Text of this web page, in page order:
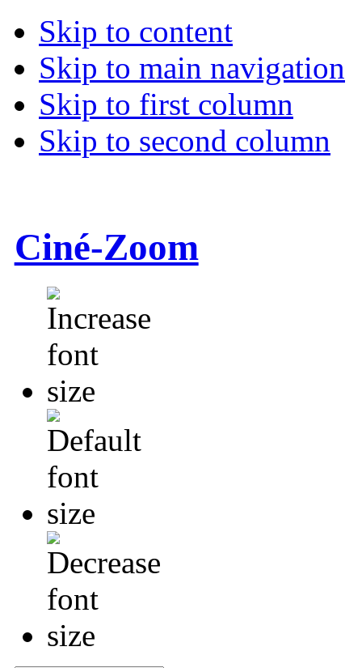
Skip to content
Skip to main navigation
Skip to first column
Skip to second column
Ciné-Zoom